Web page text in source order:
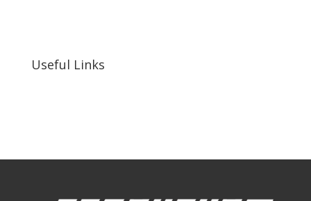
Useful Links